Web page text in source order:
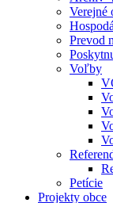
Verejné
Prevod
Voľby
Petície
Projekty obce